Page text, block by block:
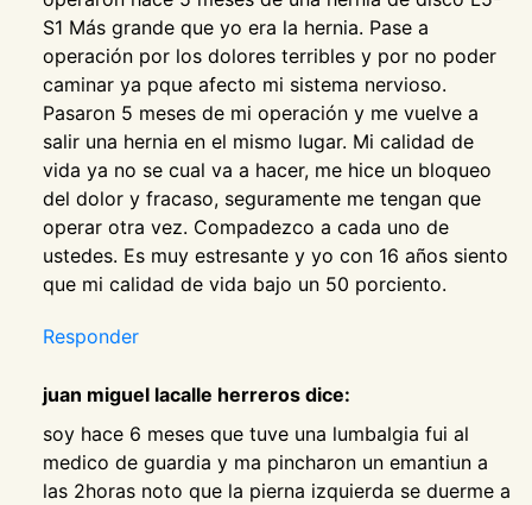
S1 Más grande que yo era la hernia. Pase a
operación por los dolores terribles y por no poder
caminar ya pque afecto mi sistema nervioso.
Pasaron 5 meses de mi operación y me vuelve a
salir una hernia en el mismo lugar. Mi calidad de
vida ya no se cual va a hacer, me hice un bloqueo
del dolor y fracaso, seguramente me tengan que
operar otra vez. Compadezco a cada uno de
ustedes. Es muy estresante y yo con 16 años siento
que mi calidad de vida bajo un 50 porciento.
Responder
juan miguel lacalle herreros dice:
soy hace 6 meses que tuve una lumbalgia fui al
medico de guardia y ma pincharon un emantiun a
las 2horas noto que la pierna izquierda se duerme a